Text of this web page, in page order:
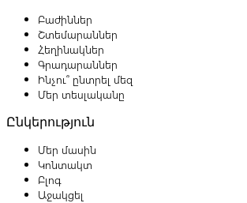
Բաժիններ
Շտեմարաններ
Հեղինակներ
Գրադարաններ
Ինչու՞ ընտրել մեզ
Մեր տեսլականը
Ընկերություն
Մեր մասին
Կոնտակտ
Բլոգ
Աջակցել